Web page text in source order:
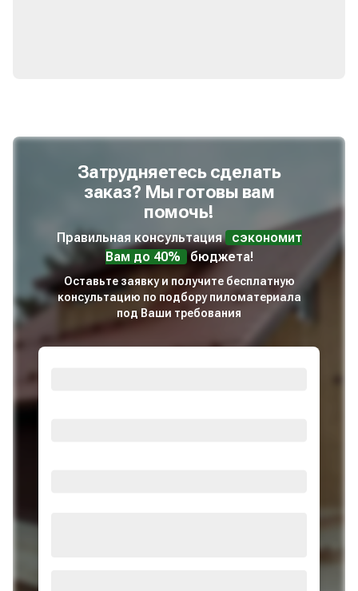
Затрудняетесь сделать
заказ? Мы готовы вам
помочь!
Правильная консультация
сэкономит
Вам до 40%
бюджета!
Оставьте заявку и получите бесплатную
консультацию по подбору пиломатериала
под Ваши требования